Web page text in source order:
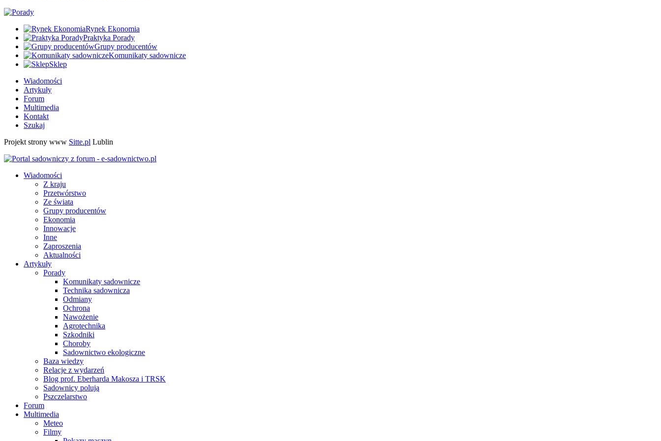
Rynek Ekonomia
Praktyka Porady
Grupy producentów
Komunikaty sadownicze
Sklep
Wiadomości
Artykuły
Forum
Multimedia
Kontakt
Szukaj
Projekt strony www Sitte.pl Lublin
Wiadomości
Z kraju
Przetwórstwo
Ze świata
Grupy producentów
Ekonomia
Innowacje
Inne
Zaproszenia
Aktualności
Artykuły
Porady
Komunikaty sadownicze
Technika sadownicza
Odmiany
Ochrona
Nawożenie
Agrotechnika
Szkodniki
Choroby
Sadownictwo ekologiczne
Baza wiedzy
Relacje z wydarzeń
Blog prof. Eberharda Makosza i TRSK
Sadownicy polują
Pszczelarstwo
Forum
Multimedia
Meteo
Filmy